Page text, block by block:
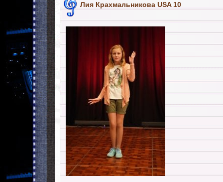
Лия Крахмальникова USA 10